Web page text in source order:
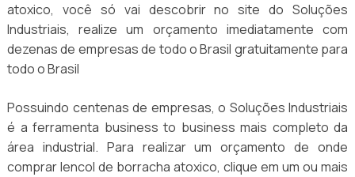
atoxico, você só vai descobrir no site do Soluções
Industriais, realize um orçamento imediatamente com
dezenas de empresas de todo o Brasil gratuitamente para
todo o Brasil
Possuindo centenas de empresas, o Soluções Industriais
é a ferramenta business to business mais completo da
área industrial. Para realizar um orçamento de onde
comprar lencol de borracha atoxico, clique em um ou mais